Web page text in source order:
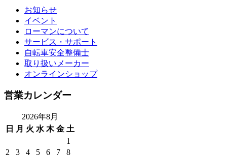
お知らせ
イベント
ローマンについて
サービス・サポート
自転車安全整備士
取り扱いメーカー
オンラインショップ
営業カレンダー
2026年8月
日
月 火 水 木 金 土
1
2
3 4 5 6 7
8